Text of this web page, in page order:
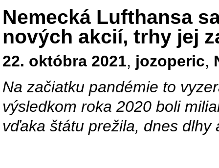
Nemecká Lufthansa
nových akcií, trhy jej
22. októbra 2021, jozoperic,
Na začiatku pandémie to
výsledkom roka 2020 boli
vďaka štátu prežila, dnes